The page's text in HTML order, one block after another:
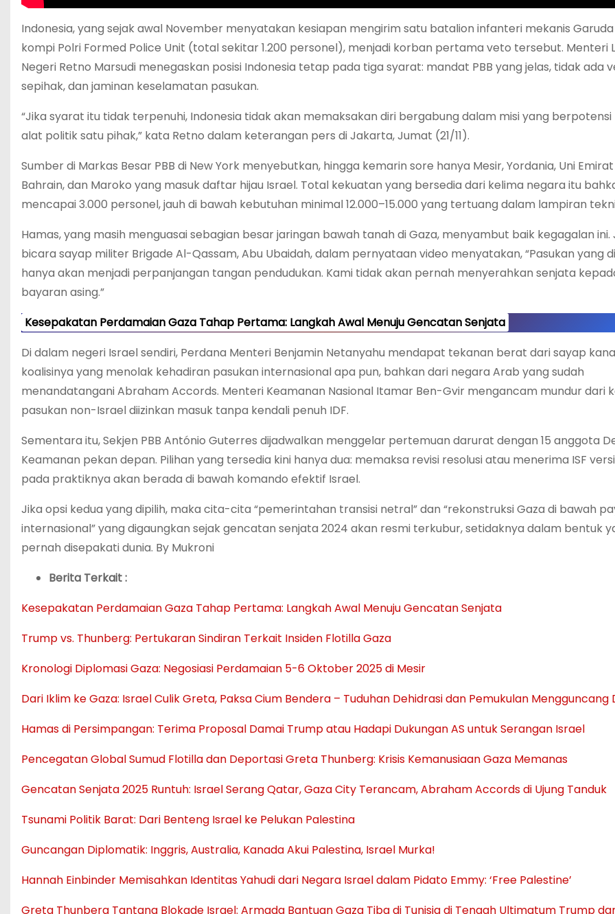
Indonesia, yang sejak awal November menyatakan kesiapan mengirim satu batalion infanteri mekanis
kompi Polri Formed Police Unit (total sekitar 1.200 personel), menjadi korban pertama veto tersebut. Menteri
Negeri Retno Marsudi menegaskan posisi Indonesia tetap pada tiga syarat: mandat PBB yang jelas, tidak ada
sepihak, dan jaminan keselamatan pasukan.
“Jika syarat itu tidak terpenuhi, Indonesia tidak akan memaksakan diri bergabung dalam misi yang berpotensi
alat politik satu pihak,” kata Retno dalam keterangan pers di Jakarta, Jumat (21/11).
Sumber di Markas Besar PBB di New York menyebutkan, hingga kemarin sore hanya Mesir, Yordania, Uni
Bahrain, dan Maroko yang masuk daftar hijau Israel. Total kekuatan yang bersedia dari kelima negara itu
mencapai 3.000 personel, jauh di bawah kebutuhan minimal 12.000–15.000 yang tertuang dalam lampiran
Hamas, yang masih menguasai sebagian besar jaringan bawah tanah di Gaza, menyambut baik kegagalan ini.
bicara sayap militer Brigade Al-Qassam, Abu Ubaidah, dalam pernyataan video menyatakan, “Pasukan yang
hanya akan menjadi perpanjangan tangan pendudukan. Kami tidak akan pernah menyerahkan senjata
bayaran asing.”
Kesepakatan Perdamaian Gaza Tahap Pertama: Langkah Awal Menuju Gencatan Senjata
Di dalam negeri Israel sendiri, Perdana Menteri Benjamin Netanyahu mendapat tekanan berat dari sayap
koalisinya yang menolak kehadiran pasukan internasional apa pun, bahkan dari negara Arab yang sudah
menandatangani Abraham Accords. Menteri Keamanan Nasional Itamar Ben-Gvir mengancam mundur dari
pasukan non-Israel diizinkan masuk tanpa kendali penuh IDF.
Sementara itu, Sekjen PBB António Guterres dijadwalkan menggelar pertemuan darurat dengan 15 anggota
Keamanan pekan depan. Pilihan yang tersedia kini hanya dua: memaksa revisi resolusi atau menerima ISF
pada praktiknya akan berada di bawah komando efektif Israel.
Jika opsi kedua yang dipilih, maka cita-cita “pemerintahan transisi netral” dan “rekonstruksi Gaza di bawah
internasional” yang digaungkan sejak gencatan senjata 2024 akan resmi terkubur, setidaknya dalam bentuk
pernah disepakati dunia. By Mukroni
Berita Terkait :
Kesepakatan Perdamaian Gaza Tahap Pertama: Langkah Awal Menuju Gencatan Senjata
Trump vs. Thunberg: Pertukaran Sindiran Terkait Insiden Flotilla Gaza
Kronologi Diplomasi Gaza: Negosiasi Perdamaian 5-6 Oktober 2025 di Mesir
Dari Iklim ke Gaza: Israel Culik Greta, Paksa Cium Bendera – Tuduhan Dehidrasi dan Pemukulan Mengguncang
Hamas di Persimpangan: Terima Proposal Damai Trump atau Hadapi Dukungan AS untuk Serangan Israel
Pencegatan Global Sumud Flotilla dan Deportasi Greta Thunberg: Krisis Kemanusiaan Gaza Memanas
Gencatan Senjata 2025 Runtuh: Israel Serang Qatar, Gaza City Terancam, Abraham Accords di Ujung Tanduk
Tsunami Politik Barat: Dari Benteng Israel ke Pelukan Palestina
Guncangan Diplomatik: Inggris, Australia, Kanada Akui Palestina, Israel Murka!
Hannah Einbinder Memisahkan Identitas Yahudi dari Negara Israel dalam Pidato Emmy: ‘Free Palestine’
Greta Thunberg Tantang Blokade Israel: Armada Bantuan Gaza Tiba di Tunisia di Tengah Ultimatum Trump